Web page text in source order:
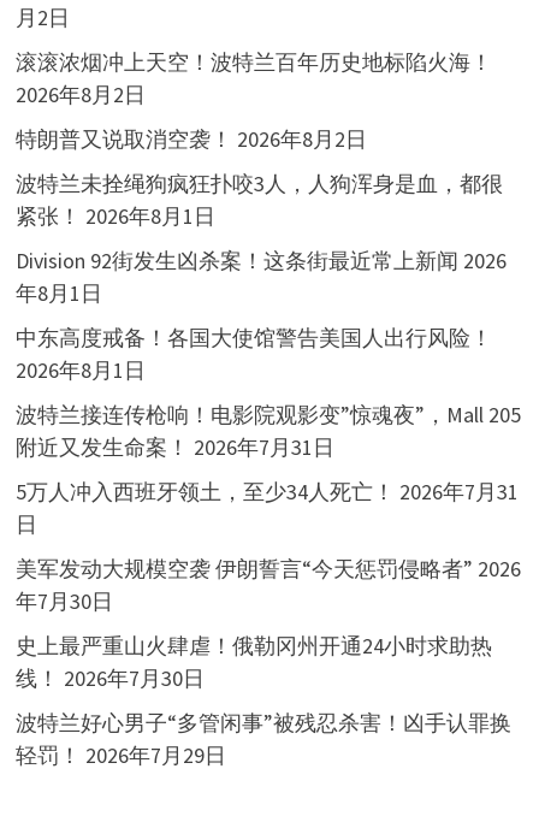
月2日
滚滚浓烟冲上天空！波特兰百年历史地标陷火海！
2026年8月2日
特朗普又说取消空袭！ 2026年8月2日
波特兰未拴绳狗疯狂扑咬3人，人狗浑身是血，都很
紧张！ 2026年8月1日
Division 92街发生凶杀案！这条街最近常上新闻 2026
年8月1日
中东高度戒备！各国大使馆警告美国人出行风险！
2026年8月1日
波特兰接连传枪响！电影院观影变”惊魂夜”，Mall 205
附近又发生命案！ 2026年7月31日
5万人冲入西班牙领土，至少34人死亡！ 2026年7月31
日
美军发动大规模空袭 伊朗誓言“今天惩罚侵略者” 2026
年7月30日
史上最严重山火肆虐！俄勒冈州开通24小时求助热
线！ 2026年7月30日
波特兰好心男子“多管闲事”被残忍杀害！凶手认罪换
轻罚！ 2026年7月29日